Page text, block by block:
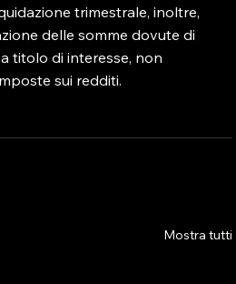
trimestrale, inoltre,
delle somme dovute di
titolo di interesse, non
sui redditi.
Mostra tutti